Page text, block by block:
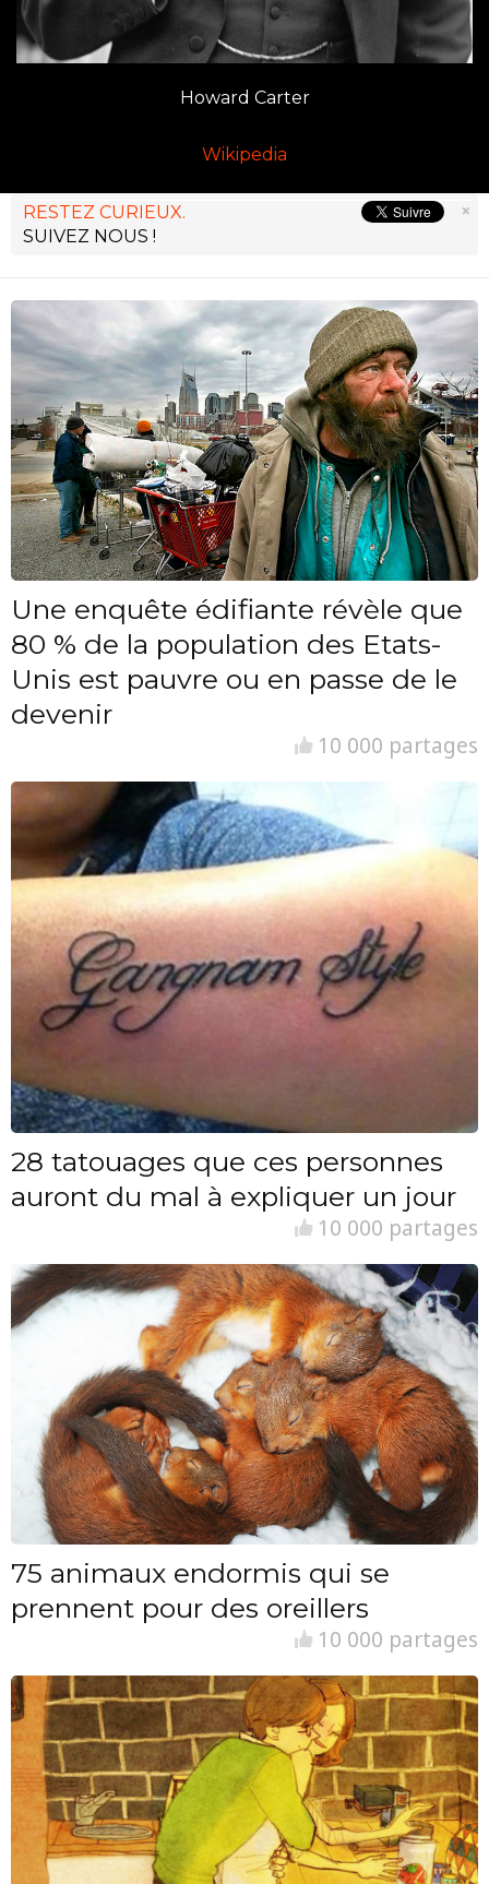
Howard Carter
Wikipedia
×
RESTEZ CURIEUX.
SUIVEZ NOUS !
Une enquête édifiante révèle que
80 % de la population des Etats-
Unis est pauvre ou en passe de le
devenir
10 000 partages
28 tatouages que ces personnes
auront du mal à expliquer un jour
10 000 partages
75 animaux endormis qui se
prennent pour des oreillers
10 000 partages